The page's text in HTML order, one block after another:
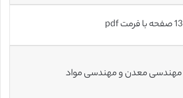
13 صفحه با فرمت pdf
مهندسی معدن و مهندسی مواد